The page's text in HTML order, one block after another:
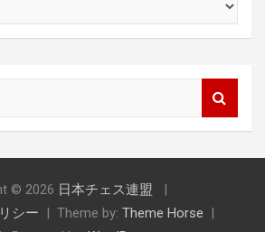
© 2026 日本チェス連盟
シー
Theme by: Theme Horse